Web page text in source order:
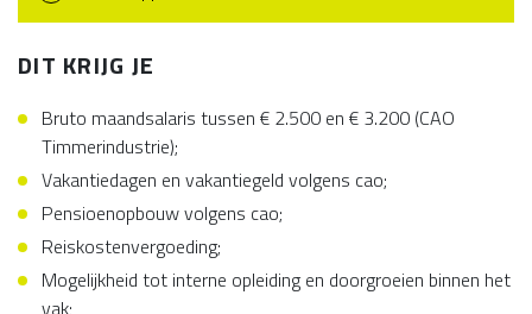
DIT KRIJG JE
Bruto maandsalaris tussen € 2.500 en € 3.200 (CAO
Timmerindustrie);
Vakantiedagen en vakantiegeld volgens cao;
Pensioenopbouw volgens cao;
Reiskostenvergoeding;
Mogelijkheid tot interne opleiding en doorgroeien binnen het
vak;